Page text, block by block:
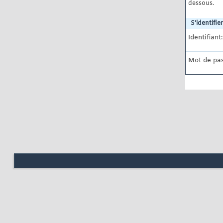
dessous.
S'identifier
Identifiant:
Mot de